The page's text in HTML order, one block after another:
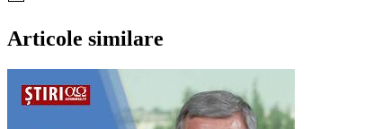
Articole similare